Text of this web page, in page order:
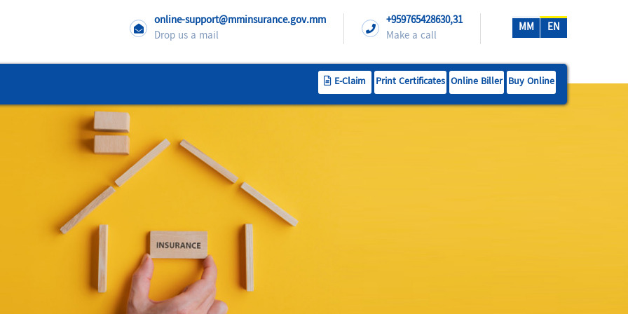
online-support@mminsurance.gov.mm
Drop us a mail
+959765428630,31
Make a call
EN
MM
Buy Online
Online Biller
Print Certificates
E-Claim